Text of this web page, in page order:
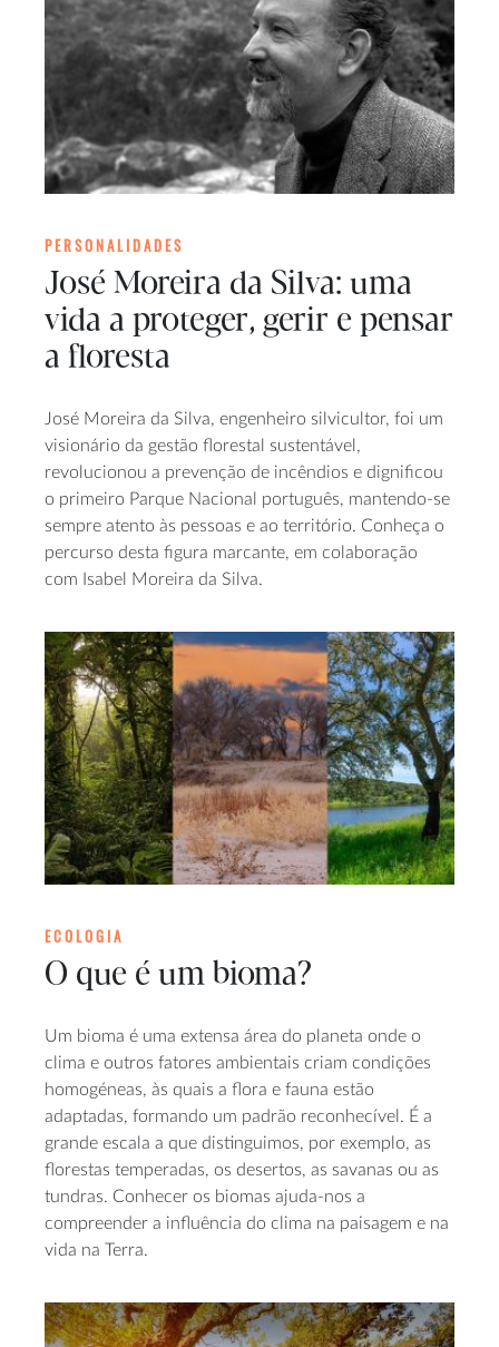
PERSONALIDADES
José Moreira da Silva: uma
vida a proteger, gerir e pensar
a floresta
José Moreira da Silva, engenheiro silvicultor, foi um
visionário da gestão florestal sustentável,
revolucionou a prevenção de incêndios e dignificou
o primeiro Parque Nacional português, mantendo-se
sempre atento às pessoas e ao território. Conheça o
percurso desta figura marcante, em colaboração
com Isabel Moreira da Silva.
ECOLOGIA
O que é um bioma?
Um bioma é uma extensa área do planeta onde o
clima e outros fatores ambientais criam condições
homogéneas, às quais a flora e fauna estão
adaptadas, formando um padrão reconhecível. É a
grande escala a que distinguimos, por exemplo, as
florestas temperadas, os desertos, as savanas ou as
tundras. Conhecer os biomas ajuda-nos a
compreender a influência do clima na paisagem e na
vida na Terra.